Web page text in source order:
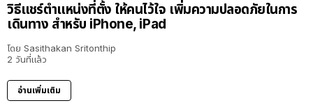
วิธีแชร์ตำแหน่งที่ตั้ง ให้คนไว้ใจ เพิ่มความปลอดภัยในการ
เดินทาง สำหรับ iPhone, iPad
โดย Sasithakan Sritonthip
2 วันที่แล้ว
อ่านเพิ่มเติม